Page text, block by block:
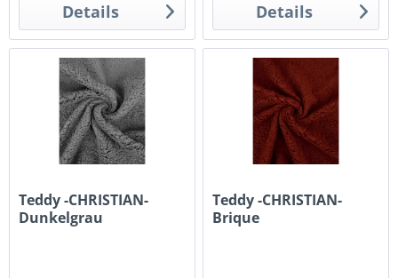
Details Details
Teddy -CHRISTIAN-
Dunkelgrau
Teddy -CHRISTIAN-
Brique